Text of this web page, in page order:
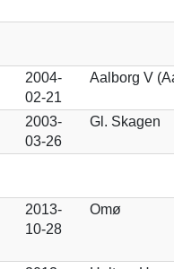
2004-
02-21
Aalborg V
2003-
03-26
Gl. Skagen
2013-
10-28
Omø